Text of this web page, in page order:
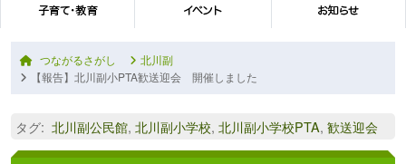
つながるさがし
北川副
【報告】北川副小PTA歓送迎会 開催しました
タグ: 北川副公民館, 北川副小学校, 北川副小学校PTA, 歓送迎会